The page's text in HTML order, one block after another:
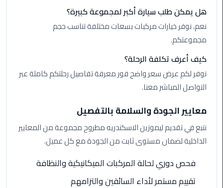
تاكسي
العاصمة
ليموزين
مطار
برج
العرب
الدولي
تاكسي
لندن
مطار
العرب
هل يمكن طلب سيارة أكبر لمجموعة كبيرة؟
نعم، نوفر خيارات مركبات بسعات مختلفة تناسب حجم
مجموعتكم.
كيف أعرف تكلفة الرحلة؟
نوفر لكم عرض سعر واضح فور معرفة تفاصيل رحلتكم كاملة عبر
التواصل المباشر معنا.
معايير الجودة والسلامة بالتفصيل
نتبع في تقديم ليموزين الاسكندريه مطروح مجموعة من المعايير
الداخلية لضمان مستوى ثابت من الجودة مع كل عميل.
فحص دوري لحالة المركبات الميكانيكية والنظافة
تقييم مستمر لأداء السائقين والتزامهم